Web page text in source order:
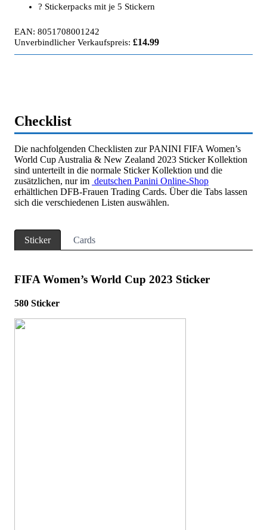
? Stickerpacks mit je 5 Stickern
EAN: 8051708001242
Unverbindlicher Verkaufspreis: £14.99
Checklist
Die nachfolgenden Checklisten zur PANINI FIFA Women’s
World Cup Australia & New Zealand 2023 Sticker Kollektion
sind unterteilt in die normale Sticker Kollektion und die
zusätzlichen, nur im deutschen Panini Online-Shop
erhältlichen DFB-Frauen Trading Cards. Über die Tabs lassen
sich die verschiedenen Listen auswählen.
Sticker Cards
FIFA Women’s World Cup 2023 Sticker
580 Sticker